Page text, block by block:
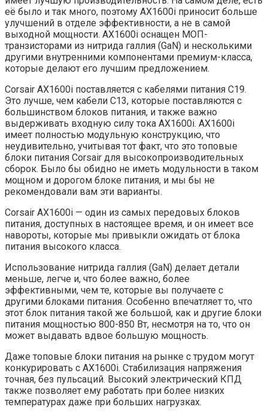
её было и так много, поэтому AX1600i приносит больше
улучшений в отделе эффективности, а не в самой
выходной мощности. AX1600i оснащен МОП-
транзисторами из нитрида галлия (GaN) и несколькими
другими внутренними компонентами премиум-класса,
которые делают его лучшим предложением.
Corsair AX1600i поставляется с кабелями питания C19.
Это лучше, чем кабели C13, которые поставляются с
большинством блоков питания, и также важно
выдерживать входную силу тока AX1600i. AX1600i
имеет полностью модульную конструкцию, что
неудивительно, учитывая тот факт, что это топовые
блоки питания Corsair для высокопроизводительных
сборок. Было бы обидно не иметь модульности в таком
мощном и дорогом блоке питания, и мы бы не
рекомендовали вам эти варианты.
Corsair AX1600i — один из самых передовых блоков
питания, доступных в настоящее время, и он имеет все
навороты, которые мы привыкли ожидать от блока
питания высокого класса.
Использование нитрида галлия (GaN) делает детали
меньше, легче и, что более важно, более
эффективными, чем те, которые вы получаете с
другими блоками питания. Особенно впечатляет то, что
этот блок питания такой же большой, как и другие блоки
питания мощностью 800-850 Вт, несмотря на то, что он
может выдавать вдвое большую мощность.
Даже топовые блоки питания на рынке с трудом могут
конкурировать с AX1600i. Стабилизация напряжения
точная, без пульсаций. Высокий электрический КПД
также позволяет ему работать при более низких
температурах даже при больших нагрузках.